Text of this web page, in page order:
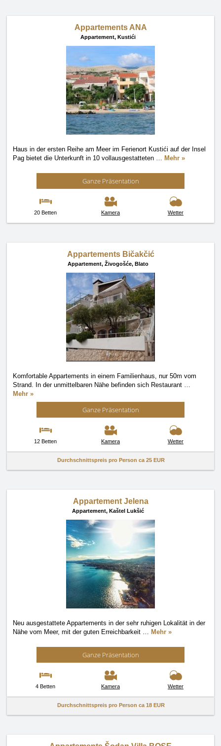
Appartements ANA
Appartement, Kustići
Haus in der ersten Reihe am Meer im Ferienort Kustići auf der Insel
Pag bietet die Unterkunft in 10 vollausgestatteten … Mehr »
Ganze Präsentation
20 Betten Kamera Wetter
Appartements Bičakčić
Appartement, Živogošće, Blato
Komfortable Appartements in einem Familienhaus, nur 50m vom
Strand. In der unmittelbaren Nähe befinden sich Restaurant …
Mehr »
Ganze Präsentation
12 Betten Kamera Wetter
Durchschnittspreis pro Person ca 25 EUR
Appartement Jelena
Appartement, Kaštel Lukšić
Neu ausgestattete Appartements in der sehr ruhigen Lokalität in der
Nähe vom Meer, mit der guten Erreichbarkeit … Mehr »
Ganze Präsentation
4 Betten Kamera Wetter
Durchschnittspreis pro Person ca 18 EUR